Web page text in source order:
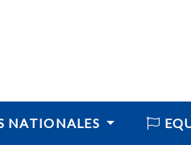
NATIONALES